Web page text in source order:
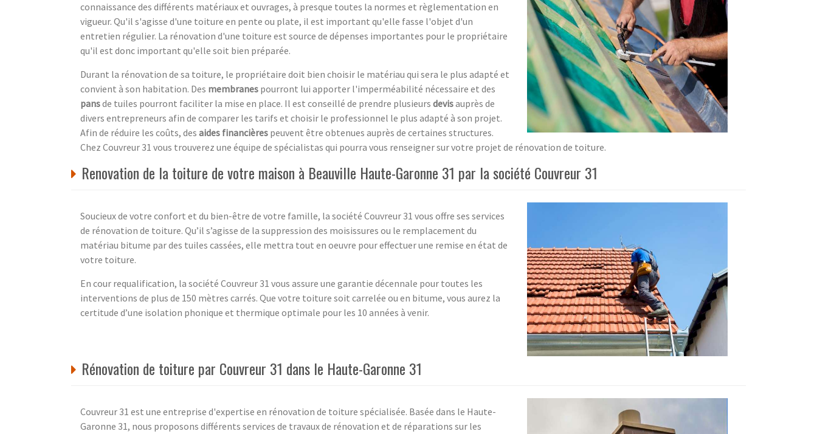
connaissance des différents matériaux et ouvrages, à presque toutes la normes et règlementation en
vigueur. Qu'il s'agisse d'une toiture en pente ou plate, il est important qu'elle fasse l'objet d'un
entretien régulier. La rénovation d'une toiture est source de dépenses importantes pour le propriétaire
qu'il est donc important qu'elle soit bien préparée.
Durant la rénovation de sa toiture, le propriétaire doit bien choisir le matériau qui sera le plus adapté et
convient à son habitation. Des membranes pourront lui apporter l'imperméabilité nécessaire et des
pansde tuiles pourront faciliter la mise en place. Il est conseillé de prendre plusieurs devisauprès de
divers entrepreneurs afin de comparer les tarifs et choisir le professionnel le plus adapté à son projet.
Afin de réduire les coûts, des aides financières peuvent être obtenues auprès de certaines structures.
Chez Couvreur 31 vous trouverez une équipe de spécialistas qui pourra vous renseigner sur votre projet de rénovation de toiture.
Renovation de la toiture de votre maison à Beauville Haute-Garonne 31 par la société Couvreur 31
Soucieux de votre confort et du bien-être de votre famille, la société Couvreur 31 vous offre ses services
de rénovation de toiture. Qu’il s’agisse de la suppression des moisissures ou le remplacement du
matériau bitume par des tuiles cassées, elle mettra tout en oeuvre pour effectuer une remise en état de
votre toiture.
En cour requalification, la société Couvreur 31 vous assure une garantie décennale pour toutes les
interventions de plus de 150 mètres carrés. Que votre toiture soit carrelée ou en bitume, vous aurez la
certitude d’une isolation phonique et thermique optimale pour les 10 années à venir.
Rénovation de toiture par Couvreur 31 dans le Haute-Garonne 31
Couvreur 31 est une entreprise d'expertise en rénovation de toiture spécialisée. Basée dans le Haute-
Garonne 31, nous proposons différents services de travaux de rénovation et de réparations sur les